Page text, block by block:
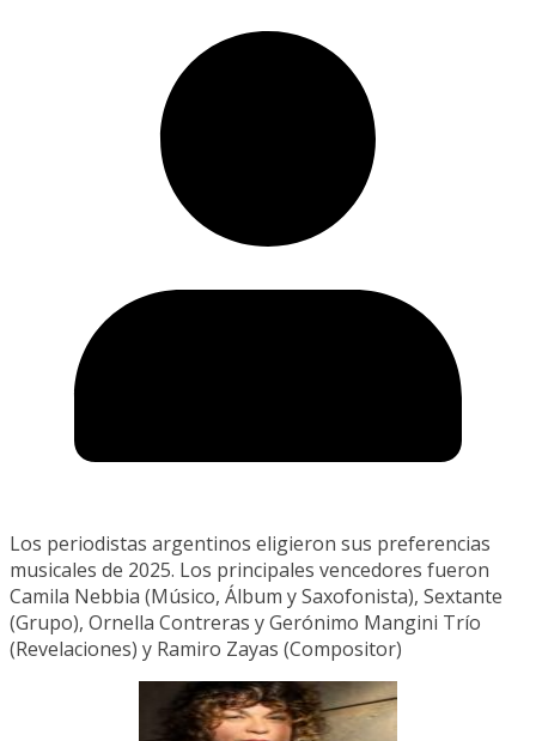
Los periodistas argentinos eligieron sus preferencias
musicales de 2025. Los principales vencedores fueron
Camila Nebbia (Músico, Álbum y Saxofonista), Sextante
(Grupo), Ornella Contreras y Gerónimo Mangini Trío
(Revelaciones) y Ramiro Zayas (Compositor)